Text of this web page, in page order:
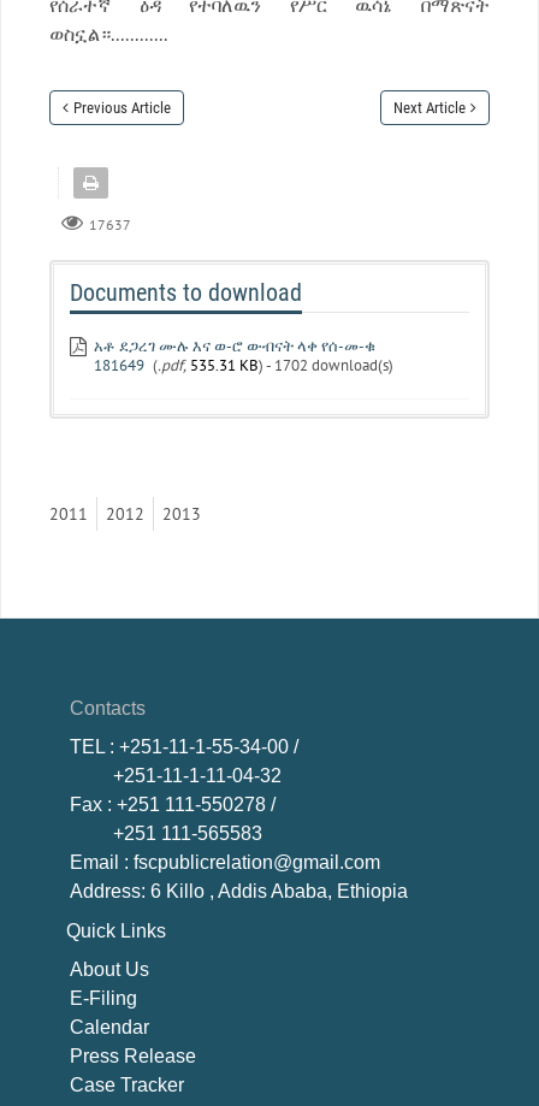
የሰራተኛ ዕዳ የተባለዉን የሥር ዉሳኔ በማጽናት
ወስኗል።............
Previous Article Next Article
17637
Documents to download
አቶ ደጋረገ ሙሉ እና ወ-ሮ ውብናት ላቀ የሰ-መ-ቁ
181649 (.pdf, 535.31 KB) - 1702 download(s)
2011 2012 2013
Contacts
TEL : +251-11-1-55-34-00 /
+251-11-1-11-04-32
Fax : +251 111-550278 /
+251 111-565583
Email : fscpublicrelation@gmail.com
Address: 6 Killo , Addis Ababa, Ethiopia
Quick Links
About Us
E-Filing
Calendar
Press Release
Case Tracker